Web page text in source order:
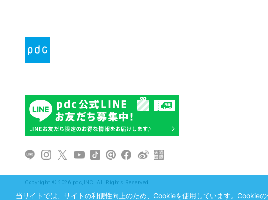
Copyright © 2026 pdc,INC. All Rights Reserved.
当サイトでは、サイトの利便性向上のため、Cookieを使用しています。Cookieの